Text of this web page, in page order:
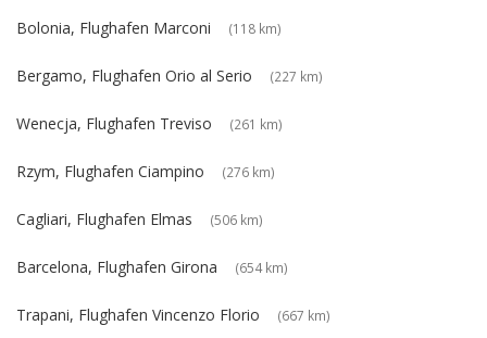
Bolonia, Flughafen Marconi (118 km)
Bergamo, Flughafen Orio al Serio (227 km)
Wenecja, Flughafen Treviso (261 km)
Rzym, Flughafen Ciampino (276 km)
Cagliari, Flughafen Elmas (506 km)
Barcelona, Flughafen Girona (654 km)
Trapani, Flughafen Vincenzo Florio (667 km)